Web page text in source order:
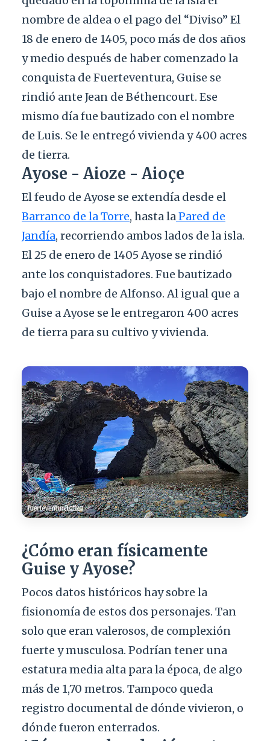
nombre de aldea o el pago del “Diviso” El
18 de enero de 1405, poco más de dos años
y medio después de haber comenzado la
conquista de Fuerteventura, Guise se
rindió ante Jean de Béthencourt. Ese
mismo día fue bautizado con el nombre
de Luis. Se le entregó vivienda y 400 acres
de tierra.
Ayose - Aioze - Aioçe
El feudo de Ayose se extendía desde el
Barranco de la Torre, hasta laPared de
Jandía, recorriendo ambos lados de la isla.
El 25 de enero de 1405 Ayose se rindió
ante los conquistadores. Fue bautizado
bajo el nombre de Alfonso. Al igual que a
Guise a Ayose se le entregaron 400 acres
de tierra para su cultivo y vivienda.
¿Cómo eran físicamente
Guise y Ayose?
Pocos datos históricos hay sobre la
fisionomía de estos dos personajes. Tan
solo que eran valerosos, de complexión
fuerte y musculosa. Podrían tener una
estatura media alta para la época, de algo
más de 1,70 metros. Tampoco queda
registro documental de dónde vivieron, o
dónde fueron enterrados.